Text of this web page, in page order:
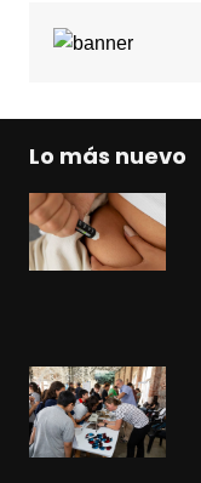
Lo más nuevo